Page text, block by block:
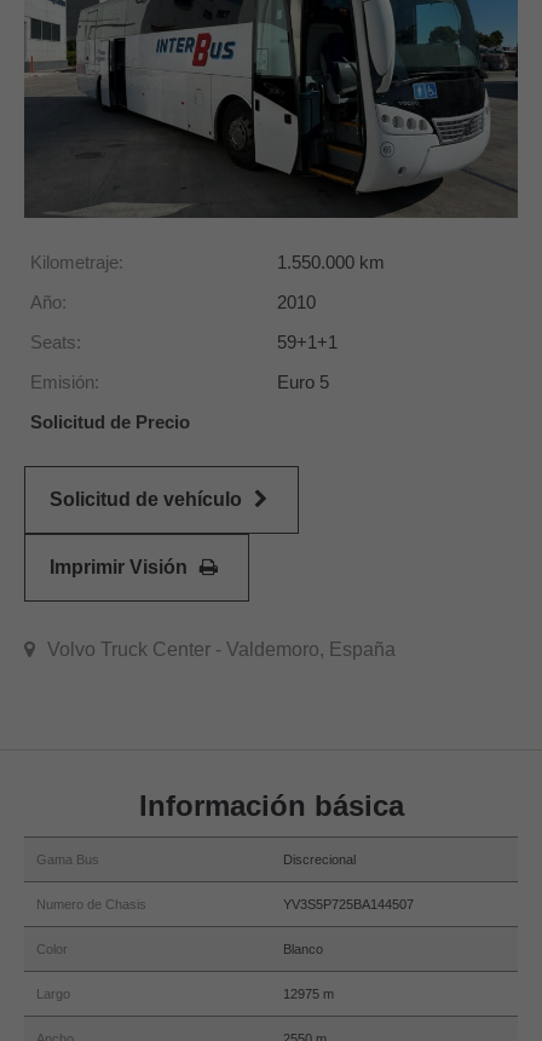
Kilometraje: 1.550.000 km
Año:
2010
Seats:
59+1+1
Emisión:
Euro 5
Solicitud de Precio
Solicitud de vehículo
Imprimir Visión
Volvo Truck Center - Valdemoro, España
Información básica
Gama Bus Discrecional
Numero de Chasis YV3S5P725BA144507
Color Blanco
Largo 12975 m